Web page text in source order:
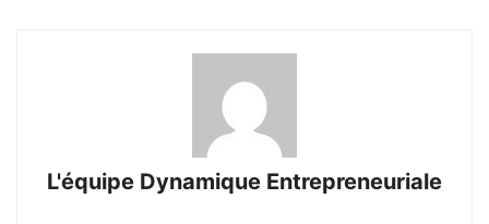
L'équipe Dynamique Entrepreneuriale